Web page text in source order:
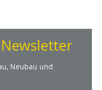
Neubau und